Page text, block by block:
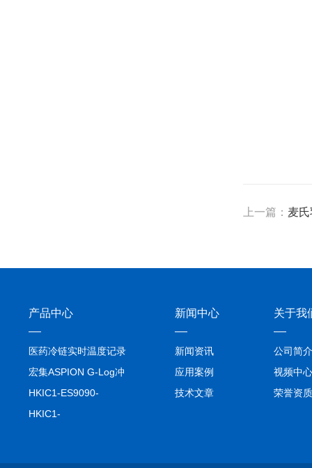
上一篇： 麦
产品中心
医药冷链实时温度记录
仪TIVE Solo 5G
宏集ASPION G-Log冲
击记录仪
HKIC1-ES9090-
setA100/1000base-T1
HKIC1-
新闻中心
新闻资讯
应用案例
技术文章
关于我
公司简介
视频中心
荣誉资质